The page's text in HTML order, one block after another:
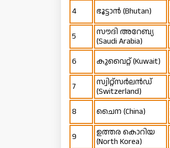
4
ഭൂട്ടാൻ (Bhutan)
5
സൗദി അറേബ്യ
(Saudi Arabia)
6
കുവൈറ്റ് (Kuwait)
7
സ്വിറ്റ്സർലൻഡ്
(Switzerland)
8
ചൈന (China)
9
ഉത്തര കൊറിയ
(North Korea)